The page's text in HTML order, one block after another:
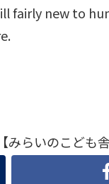
fairly new to
【みらいのこども